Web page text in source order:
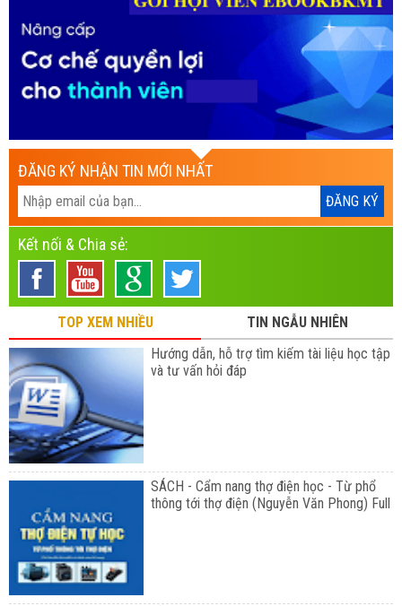
ĐĂNG KÝ NHẬN TIN MỚI NHẤT
Kết nối & Chia sẻ:
TOP XEM NHIỀU
TIN NGẪU NHIÊN
Hướng dẫn, hỗ trợ tìm kiếm tài liệu học tập
và tư vấn hỏi đáp
SÁCH - Cẩm nang thợ điện học - Từ phổ
thông tới thợ điện (Nguyễn Văn Phong) Full